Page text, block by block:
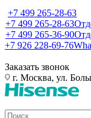
+7 499 265-28-63
+7 499 265-28-63
+7 499 265-36-90
+7 926 228-69-76
Заказать звонок
г. Москва, ул.